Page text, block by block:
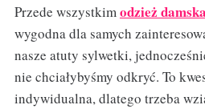
Przede wszystkimodzież
wygodna dla samych
nasze atuty sylwetki,
nie chciałybyśmy odkryć. To
indywidualna, dlatego trzeba